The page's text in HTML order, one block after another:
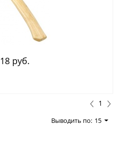
руб.
1
Выводить по: 15